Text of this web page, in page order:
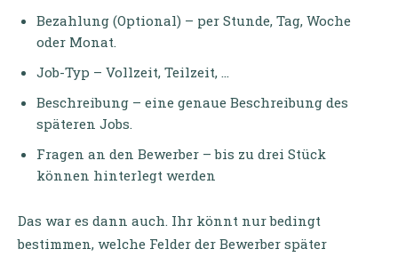
Bezahlung (Optional) – per Stunde, Tag, Woche
oder Monat.
Job-Typ – Vollzeit, Teilzeit, …
Beschreibung – eine genaue Beschreibung des
späteren Jobs.
Fragen an den Bewerber – bis zu drei Stück
können hinterlegt werden
Das war es dann auch. Ihr könnt nur bedingt
bestimmen, welche Felder der Bewerber später